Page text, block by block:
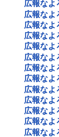
広報なよ
広報なよ
広報なよ
広報なよ
広報なよ
広報なよ
広報なよ
広報なよ
広報なよ
広報なよ
広報なよ
広報なよ
広報なよ